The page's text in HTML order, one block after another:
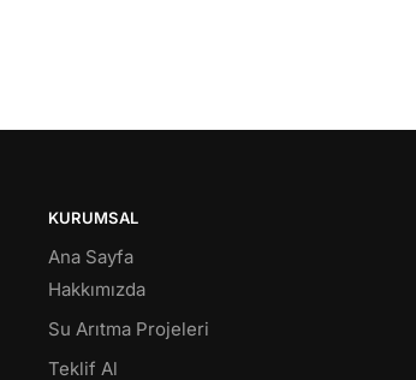
KURUMSAL
Ana Sayfa
Hakkımızda
Su Arıtma Projeleri
Teklif Al